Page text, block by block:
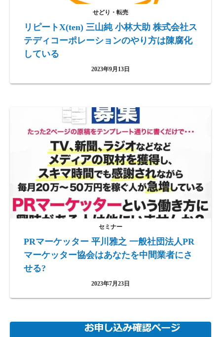
せどり・転売
リピートX(ten) 三山純 小林大助 株式会社ス
テディコーポレーションのやり方は陳腐化
している
2023年9月13日
セミナー
PRマーケッター 平川雅之 一般社団法人PR
マーケッター協会はあなたを中間業者にさ
せる?
2023年7月23日